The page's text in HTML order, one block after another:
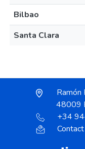
Bilbao
Santa Clara
Ramón
48009
+34
Contact